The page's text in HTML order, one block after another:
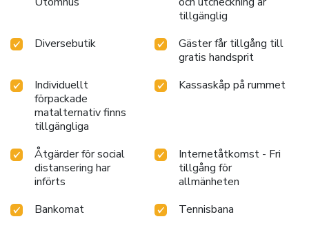
tillgänglig
Diversebutik
Gäster får tillgång till
gratis handsprit
Individuellt
förpackade
matalternativ finns
tillgängliga
Kassaskåp på rummet
Åtgärder för social
distansering har
införts
Internetåtkomst - Fri
tillgång för
allmänheten
Bankomat
Tennisbana